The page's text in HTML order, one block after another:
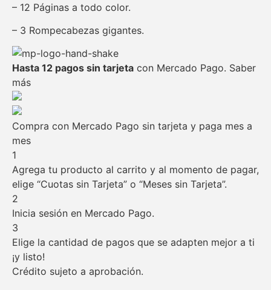
– 12 Páginas a todo color.
– 3 Rompecabezas gigantes.
Hasta 12 pagos sin tarjeta con Mercado Pago. Saber
más
Compra con Mercado Pago sin tarjeta y paga mes a
mes
1
Agrega tu producto al carrito y al momento de pagar,
elige “Cuotas sin Tarjeta” o “Meses sin Tarjeta”.
2
Inicia sesión en Mercado Pago.
3
Elige la cantidad de pagos que se adapten mejor a ti
¡y listo!
Crédito sujeto a aprobación.